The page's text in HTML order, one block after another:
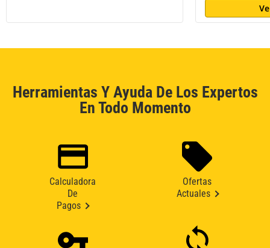
Herramientas Y Ayuda De Los Expertos
En Todo Momento
Calculadora
De
Pagos
Ofertas
Actuales